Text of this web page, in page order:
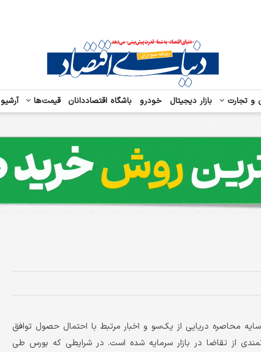
تجارت بازار دیجیتال خودرو باشگاه اقتصاددانان قیمت‌ها آرشیو
محاصره دریایی از یک‌سو و اخبار مرتبط با احتمال حصول توافق
از تقاضا در بازار سرمایه شده است. در شرایطی که بورس طی